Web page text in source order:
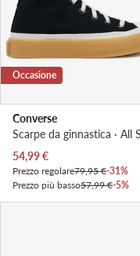
Occasione
Converse
Prezzo attuale
54,99€
Prezzo regolare79,95 €-31%
Prezzo più basso57,99 €-5%